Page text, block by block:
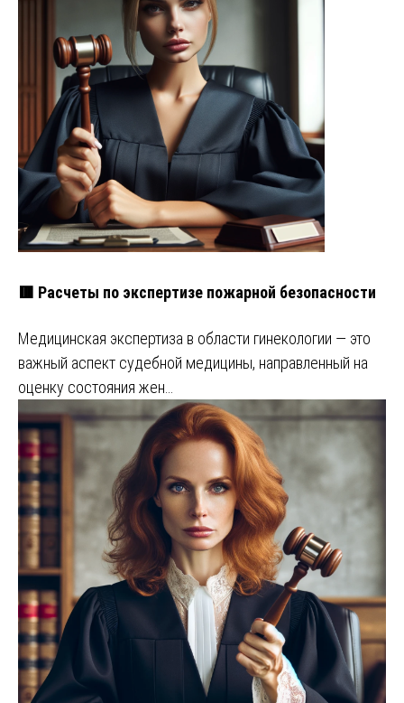
🟥 Расчеты по экспертизе пожарной безопасности
Медицинская экспертиза в области гинекологии — это
важный аспект судебной медицины, направленный на
оценку состояния жен…